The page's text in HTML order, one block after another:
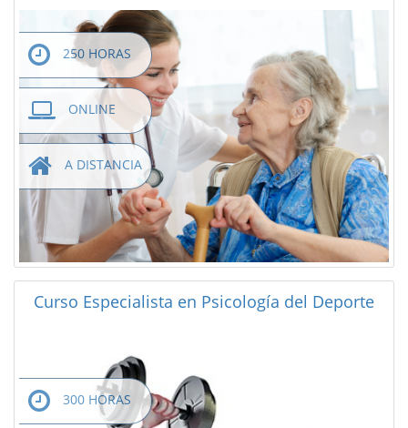
250 HORAS
ONLINE
A DISTANCIA
Curso Especialista en Psicología del Deporte
300 HORAS